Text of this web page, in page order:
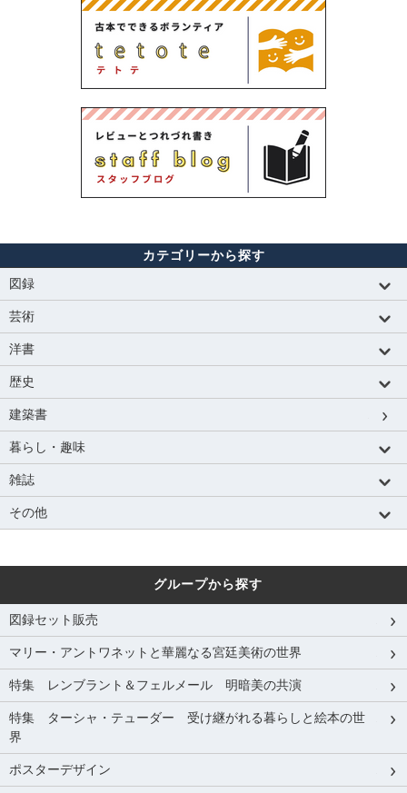
カテゴリーから探す
図録
芸術
洋書
歴史
建築書
暮らし・趣味
雑誌
その他
グループから探す
図録セット販売
マリー・アントワネットと華麗なる宮廷美術の世界
特集 レンブラント＆フェルメール 明暗美の共演
特集 ターシャ・テューダー 受け継がれる暮らしと絵本の世
界
ポスターデザイン